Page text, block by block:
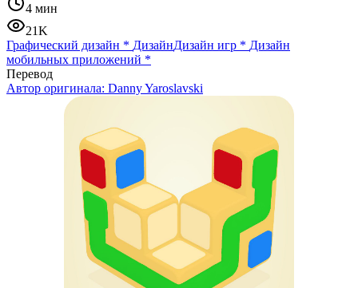
4 мин
21K
Графический дизайн * ДизайнДизайн игр * Дизайн
мобильных приложений *
Перевод
Автор оригинала: Danny Yaroslavski